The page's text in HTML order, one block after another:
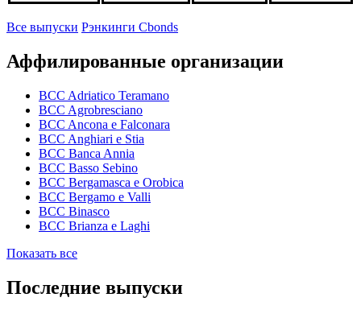
Все выпуски Рэнкинги Cbonds
Аффилированные организации
BCC Adriatico Teramano
BCC Agrobresciano
BCC Ancona e Falconara
BCC Anghiari e Stia
BCC Banca Annia
BCC Basso Sebino
BCC Bergamasca e Orobica
BCC Bergamo e Valli
BCC Binasco
BCC Brianza e Laghi
Показать все
Последние выпуски